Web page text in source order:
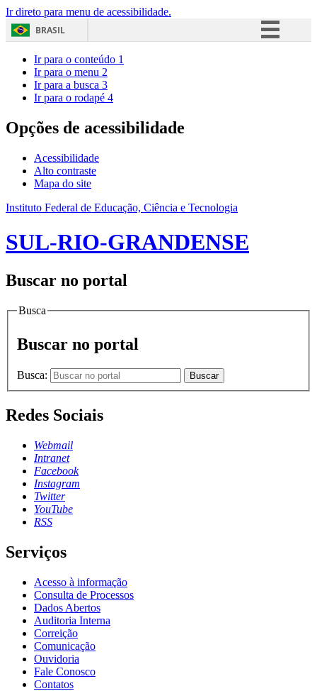
Ir direto para menu de acessibilidade.
BRASIL
Acesso à informação
Ir para o conteúdo 1
Ir para o menu 2
Ir para a busca 3
Ir para o rodapé 4
Opções de acessibilidade
Acessibilidade
Alto contraste
Mapa do site
Instituto Federal de Educação, Ciência e Tecnologia
SUL-RIO-GRANDENSE
Buscar no portal
Busca
Buscar no portal
Busca: Buscar
Redes Sociais
Webmail
Intranet
Facebook
Instagram
Twitter
YouTube
RSS
Serviços
Acesso à informação
Consulta de Processos
Dados Abertos
Auditoria Interna
Correição
Comunicação
Ouvidoria
Fale Conosco
Contatos